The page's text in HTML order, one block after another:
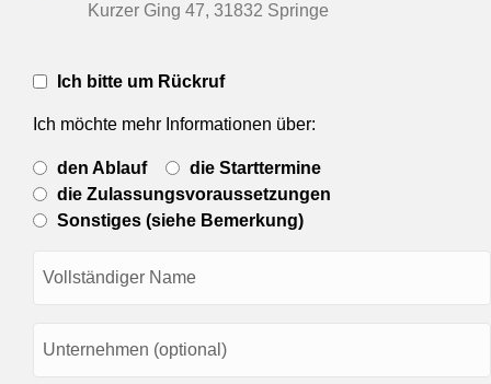
Kurzer Ging 47, 31832 Springe
Rückrufbitte
(Ja/Nein)
Ich bitte um Rückruf
Ich möchte mehr Informationen über:
Gewünschte
Information
über..
den Ablauf
die Starttermine
die Zulassungsvoraussetzungen
Sonstiges (siehe Bemerkung)
(erforderlich)